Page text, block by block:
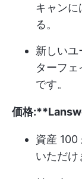
キャンに
る。
新しいユ
ターフ
です。
価格
資産 100
いただけ